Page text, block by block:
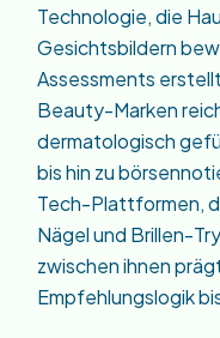
Technologie, die
Gesichtsbildern
Assessments
Beauty-Marken
dermatologisch
bis hin zu
Tech-Plattformen,
Nägel und Brillen-
zwischen ihnen
Empfehlungslogik